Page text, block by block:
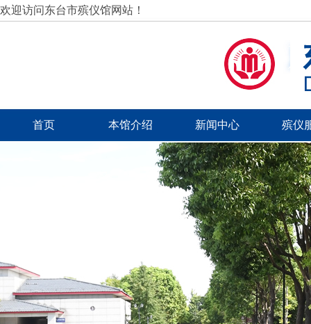
欢迎访问东台市殡仪馆网站！
首页 本馆介绍 新闻中心 殡仪